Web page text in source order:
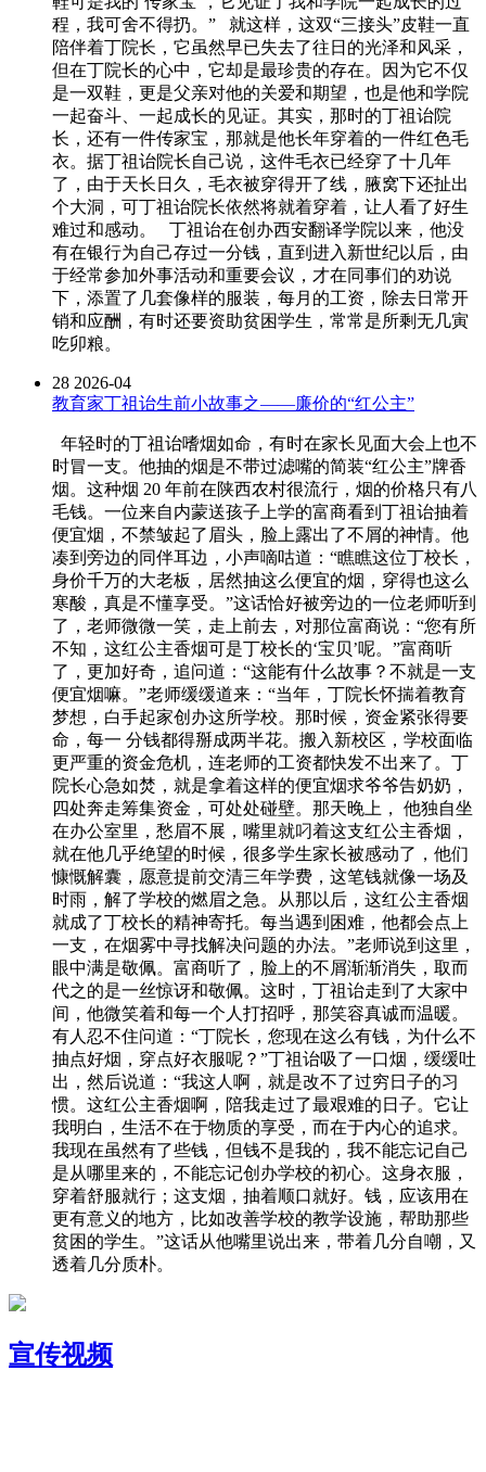
程，我可舍不得扔。” 就这样，这双“三接头”皮鞋一直
陪伴着丁院长，它虽然早已失去了往日的光泽和风采，
但在丁院长的心中，它却是最珍贵的存在。因为它不仅
是一双鞋，更是父亲对他的关爱和期望，也是他和学院
一起奋斗、一起成长的见证。其实，那时的丁祖诒院
长，还有一件传家宝，那就是他长年穿着的一件红色毛
衣。据丁祖诒院长自己说，这件毛衣已经穿了十几年
了，由于天长日久，毛衣被穿得开了线，腋窝下还扯出
个大洞，可丁祖诒院长依然将就着穿着，让人看了好生
难过和感动。 丁祖诒在创办西安翻译学院以来，他没
有在银行为自己存过一分钱，直到进入新世纪以后，由
于经常参加外事活动和重要会议，才在同事们的劝说
下，添置了几套像样的服装，每月的工资，除去日常开
销和应酬，有时还要资助贫困学生，常常是所剩无几寅
吃卯粮。
28 2026-04
教育家丁祖诒生前小故事之——廉价的“红公主”
年轻时的丁祖诒嗜烟如命，有时在家长见面大会上也不
时冒一支。他抽的烟是不带过滤嘴的简装“红公主”牌香
烟。这种烟 20 年前在陕西农村很流行，烟的价格只有八
毛钱。一位来自内蒙送孩子上学的富商看到丁祖诒抽着
便宜烟，不禁皱起了眉头，脸上露出了不屑的神情。他
凑到旁边的同伴耳边，小声嘀咕道：“瞧瞧这位丁校长，
身价千万的大老板，居然抽这么便宜的烟，穿得也这么
寒酸，真是不懂享受。”这话恰好被旁边的一位老师听到
了，老师微微一笑，走上前去，对那位富商说：“您有所
不知，这红公主香烟可是丁校长的‘宝贝’呢。”富商听
了，更加好奇，追问道：“这能有什么故事？不就是一支
便宜烟嘛。”老师缓缓道来：“当年，丁院长怀揣着教育
梦想，白手起家创办这所学校。那时候，资金紧张得要
命，每一 分钱都得掰成两半花。搬入新校区，学校面临
更严重的资金危机，连老师的工资都快发不出来了。丁
院长心急如焚，就是拿着这样的便宜烟求爷爷告奶奶，
四处奔走筹集资金，可处处碰壁。那天晚上， 他独自坐
在办公室里，愁眉不展，嘴里就叼着这支红公主香烟，
就在他几乎绝望的时候，很多学生家长被感动了，他们
慷慨解囊，愿意提前交清三年学费，这笔钱就像一场及
时雨，解了学校的燃眉之急。从那以后，这红公主香烟
就成了丁校长的精神寄托。每当遇到困难，他都会点上
一支，在烟雾中寻找解决问题的办法。”老师说到这里，
眼中满是敬佩。富商听了，脸上的不屑渐渐消失，取而
代之的是一丝惊讶和敬佩。这时，丁祖诒走到了大家中
间，他微笑着和每一个人打招呼，那笑容真诚而温暖。
有人忍不住问道：“丁院长，您现在这么有钱，为什么不
抽点好烟，穿点好衣服呢？”丁祖诒吸了一口烟，缓缓吐
出，然后说道：“我这人啊，就是改不了过穷日子的习
惯。这红公主香烟啊，陪我走过了最艰难的日子。它让
我明白，生活不在于物质的享受，而在于内心的追求。
我现在虽然有了些钱，但钱不是我的，我不能忘记自己
是从哪里来的，不能忘记创办学校的初心。这身衣服，
穿着舒服就行；这支烟，抽着顺口就好。钱，应该用在
更有意义的地方，比如改善学校的教学设施，帮助那些
贫困的学生。”这话从他嘴里说出来，带着几分自嘲，又
透着几分质朴。
宣传视频